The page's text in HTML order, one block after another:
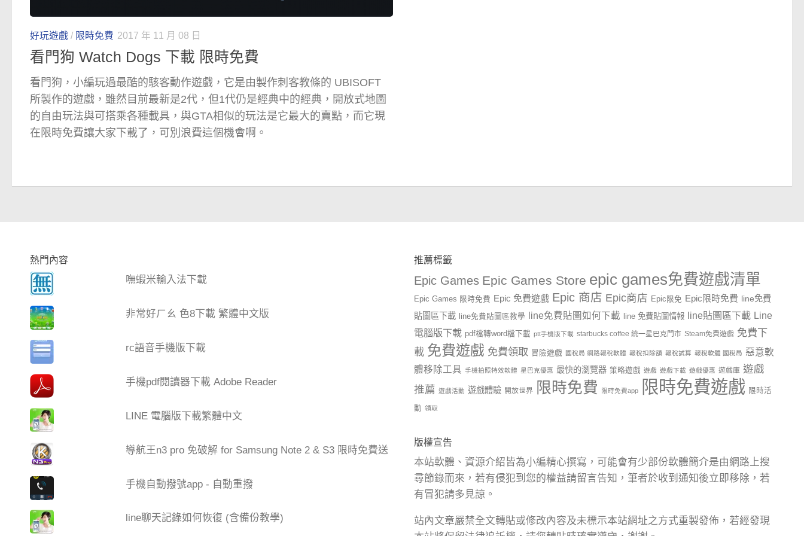
好玩遊戲 / 限時免費 2017 年 11 月 08 日
看門狗 Watch Dogs 下載 限時免費
看門狗，小編玩過最酷的駭客動作遊戲，它是由製作刺客教條的 UBISOFT
所製作的遊戲，雖然目前最新是2代，但1代仍是經典中的經典，開放式地圖
的自由玩法與可搭乘各種載具，與GTA相似的玩法是它最大的賣點，而它現
在限時免費讓大家下載了，可別浪費這個機會啊。
熱門內容
嘸蝦米輸入法下載
非常好ㄏㄠ 色8下載 繁體中文版
rc語音手機版下載
手機pdf閱讀器下載 Adobe Reader
LINE 電腦版下載繁體中文
導航王n3 pro 免破解 for Samsung Note 2 & S3 限時免費送
手機自動撥號app - 自動重撥
line聊天記錄如何恢復 (含備份教學)
推薦標籤
Epic Games Epic Games Store epic games免費遊戲清單
Epic Games 限時免費 Epic 免費遊戲 Epic 商店 Epic商店 Epic限免 Epic限時免費 line免費
貼圖區下載
line免費貼圖區教學 line免費貼圖如何下載 line 免費貼圖情報 line貼圖區下載 Line
電腦版下載 pdf檔轉word檔下載 ptt手機版下載 starbucks coffee 統一星巴克門市 Steam免費遊戲 免費下
載 免費遊戲 免費領取 冒險遊戲 國稅局 網路報稅軟體 報稅扣除額 報稅試算 報稅軟體 國稅局 惡意軟
體移除工具 手機拍照特效軟體 星巴克優惠 最快的瀏覽器 策略遊戲 遊戲 遊戲下載 遊戲優惠 遊戲庫 遊戲
推薦 遊戲活動 遊戲體驗 開放世界 限時免費 限時免費app 限時免費遊戲 限時活
動 領取
版權宣告
本站軟體、資源介紹皆為小編精心撰寫，可能會有少部份軟體簡介是由網路上搜
尋節錄而來，若有侵犯到您的權益請留言告知，筆者於收到通知後立即移除，若
有冒犯請多見諒。
站內文章嚴禁全文轉貼或修改內容及未標示本站網址之方式重製發佈，若經發現